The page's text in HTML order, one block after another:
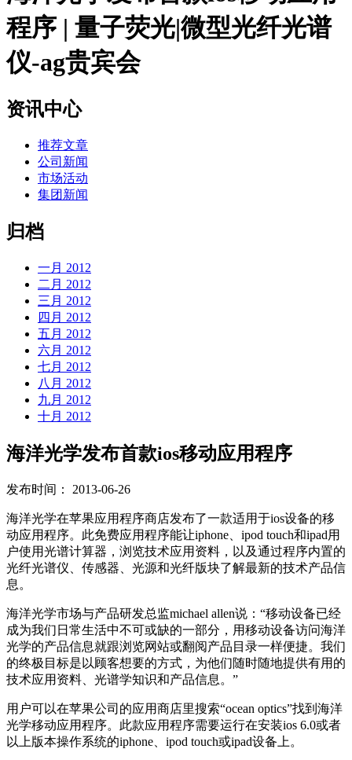
程序 | 量子荧光|微型光纤光谱
仪-ag贵宾会
资讯中心
推荐文章
公司新闻
市场活动
集团新闻
归档
一月 2012
二月 2012
三月 2012
四月 2012
五月 2012
六月 2012
七月 2012
八月 2012
九月 2012
十月 2012
海洋光学发布首款ios移动应用程序
发布时间： 2013-06-26
海洋光学在苹果应用程序商店发布了一款适用于ios设备的移
动应用程序。此免费应用程序能让iphone、ipod touch和ipad用
户使用光谱计算器，浏览技术应用资料，以及通过程序内置的
光纤光谱仪、传感器、光源和光纤版块了解最新的技术产品信
息。
海洋光学市场与产品研发总监michael allen说：“移动设备已经
成为我们日常生活中不可或缺的一部分，用移动设备访问海洋
光学的产品信息就跟浏览网站或翻阅产品目录一样便捷。我们
的终极目标是以顾客想要的方式，为他们随时随地提供有用的
技术应用资料、光谱学知识和产品信息。”
用户可以在苹果公司的应用商店里搜索“ocean optics”找到海洋
光学移动应用程序。此款应用程序需要运行在安装ios 6.0或者
以上版本操作系统的iphone、ipod touch或ipad设备上。